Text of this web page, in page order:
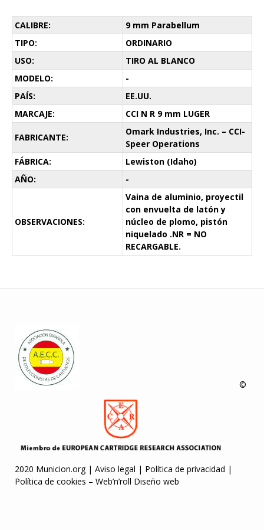
CALIBRE:
9 mm Parabellum
TIPO:
ORDINARIO
USO:
TIRO AL BLANCO
MODELO:
-
PAÍS:
EE.UU.
MARCAJE:
CCI N R 9 mm LUGER
FABRICANTE:
Omark Industries, Inc. – CCI-
Speer Operations
FÁBRICA:
Lewiston (Idaho)
AÑO:
-
OBSERVACIONES:
Vaina de aluminio, proyectil
con envuelta de latón y
núcleo de plomo, pistón
niquelado .NR = NO
RECARGABLE.
©
2020 Municion.org | Aviso legal | Política de privacidad |
Política de cookies – Web’n’roll Diseño web